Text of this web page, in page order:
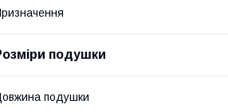
подушки
подушки